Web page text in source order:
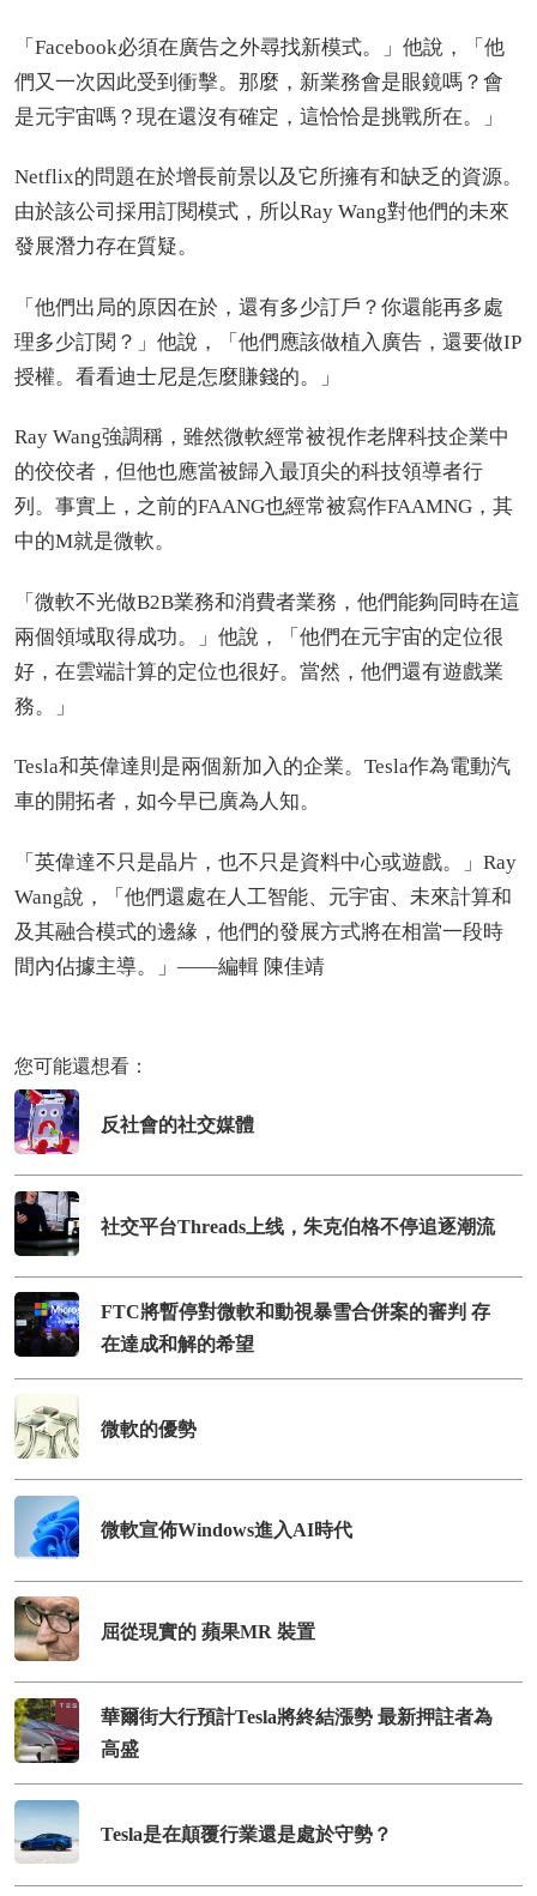
「Facebook必須在廣告之外尋找新模式。」他說，「他
們又一次因此受到衝擊。那麼，新業務會是眼鏡嗎？會
是元宇宙嗎？現在還沒有確定，這恰恰是挑戰所在。」
Netflix的問題在於增長前景以及它所擁有和缺乏的資源。
由於該公司採用訂閱模式，所以Ray Wang對他們的未來
發展潛力存在質疑。
「他們出局的原因在於，還有多少訂戶？你還能再多處
理多少訂閱？」他說，「他們應該做植入廣告，還要做IP
授權。看看迪士尼是怎麼賺錢的。」
Ray Wang強調稱，雖然微軟經常被視作老牌科技企業中
的佼佼者，但他也應當被歸入最頂尖的科技領導者行
列。事實上，之前的FAANG也經常被寫作FAAMNG，其
中的M就是微軟。
「微軟不光做B2B業務和消費者業務，他們能夠同時在這
兩個領域取得成功。」他說，「他們在元宇宙的定位很
好，在雲端計算的定位也很好。當然，他們還有遊戲業
務。」
Tesla和英偉達則是兩個新加入的企業。Tesla作為電動汽
車的開拓者，如今早已廣為人知。
「英偉達不只是晶片，也不只是資料中心或遊戲。」Ray
Wang說，「他們還處在人工智能、元宇宙、未來計算和
及其融合模式的邊緣，他們的發展方式將在相當一段時
間內佔據主導。」——編輯 陳佳靖
您可能還想看：
反社會的社交媒體
社交平台Threads上线，朱克伯格不停追逐潮流
FTC將暫停對微軟和動視暴雪合併案的審判 存
在達成和解的希望
微軟的優勢
微軟宣佈Windows進入AI時代
屈從現實的 蘋果MR 裝置
華爾街大行預計Tesla將終結漲勢 最新押註者為
高盛
Tesla是在顛覆行業還是處於守勢？